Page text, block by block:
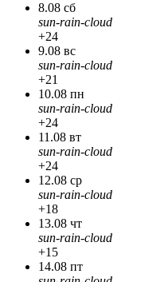
8.08 сб
sun-rain-cloud
+24
9.08 вс
sun-rain-cloud
+21
10.08 пн
sun-rain-cloud
+24
11.08 вт
sun-rain-cloud
+24
12.08 ср
sun-rain-cloud
+18
13.08 чт
sun-rain-cloud
+15
14.08 пт